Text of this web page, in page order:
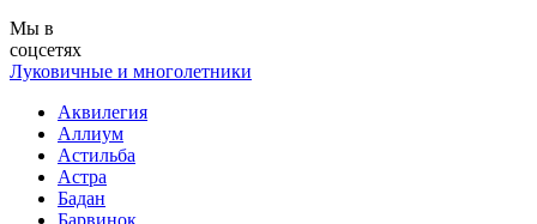
Мы в
соцсетях
Луковичные и многолетники
Аквилегия
Аллиум
Астильба
Астра
Бадан